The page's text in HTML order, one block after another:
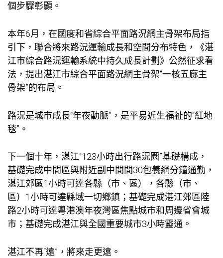
個步驟彰顯。
本年6月，在國度和省綜合平面路況網主骨架布局指
引下，聯合將來路況運輸成長和空間分布特色，《湛
江市綜合路況運輸系統中持久成長計劃》公然征求看
法，提出湛江市綜合平面路況網主骨架“一核五廊主
骨架”的布局。
路況是城市成長“年夜動脈”，是平易近生福祉的“紅地
毯”。
下一個十年，湛江“123小時出行路況圈”基礎構成，
基礎完成中間區與附近副中間間30包養網分鐘通勤，
湛江郊區1小時可達各縣（市、區），各縣（市、
區）1小時可達縣域一切鄉鎮；基礎完成湛江郊區陸
路2小時可達粵港澳年夜灣區焦點城市和周邊省會城
市；基礎完成湛江與全國重要城市3小時靈通。
湛江不再“遠”，將來走更遠。